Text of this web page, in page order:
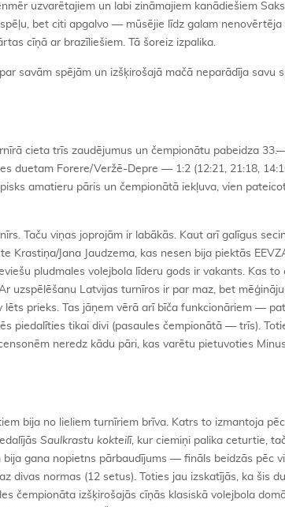
uzvarētajiem un labi zināmajiem kanādiešiem
bet citi apgalvo — mūsējie līdz galam nenovērtēja
cīņā ar brazīliešiem. Tā šoreiz izpalika.
savām spējām un izšķirošajā mačā neparādīja savu
cieta trīs zaudējumus un čempionātu pabeidza
duetam Forere/Veržē-Depre — 1:2 (12:21, 21:18,
amatieru pāris un čempionātā iekļuva, vien
Taču viņas joprojām ir labākās. Kaut arī galīgus
Krastiņa/Jana Jaudzema, kas nesen bija piektās
pludmales volejbola līderu gods ir vakants. Kas to
uzspēlēšanu Latvijas turnīros ir par maz, bet
prieks. Tas jāņem vērā arī bīča funkcionāriem —
piedalīties tikai divi (pasaules čempionātā — trīs).
neredz kādu pāri, kas varētu pietuvoties
bija no lieliem turnīriem brīva. Katrs to izmantoja
Saulkrastu kokteilī, kur ciemiņi palika ceturtie,
gana nopietns pārbaudījums — fināls beidzās pēc
divas normas (12 setus). Toties jau izskatījās, ka šis
čempionāta izšķirošajās cīņās klasiskā volejbola